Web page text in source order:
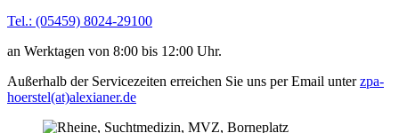
Tel.: (05459) 8024-29100
an Werktagen von 8:00 bis 12:00 Uhr.
Außerhalb der Servicezeiten erreichen Sie uns per Email unterzpa-
hoerstel(at)alexianer.de